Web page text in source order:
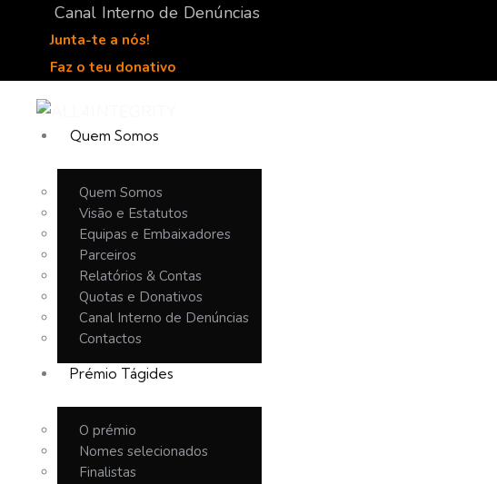
Canal Interno de Denúncias
Junta-te a nós!
Faz o teu donativo
Quem Somos
Quem Somos
Visão e Estatutos
Equipas e Embaixadores
Parceiros
Relatórios & Contas
Quotas e Donativos
Canal Interno de Denúncias
Contactos
Prémio Tágides
O prémio
Nomes selecionados
Finalistas